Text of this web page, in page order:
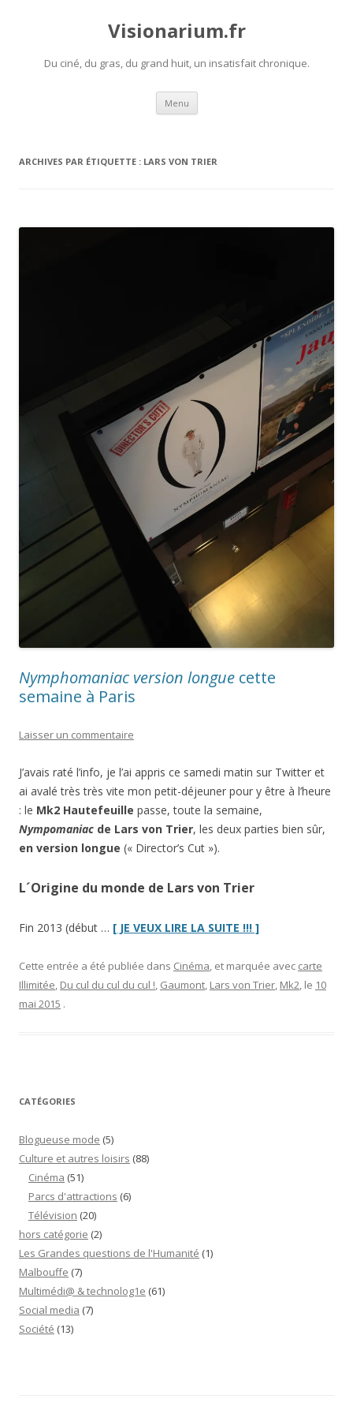
Visionarium.fr
Du ciné, du gras, du grand huit, un insatisfait chronique.
Menu Aller
contenu
ARCHIVES PAR ÉTIQUETTE : LARS VON TRIER
Nymphomaniac version longue cette
semaine à Paris
Laisser un commentaire
J’avais raté l’info, je l’ai appris ce samedi matin sur Twitter et
ai avalé très très vite mon petit-déjeuner pour y être à l’heure
: le Mk2 Hautefeuille passe, toute la semaine,
Nympomaniac de Lars von Trier, les deux parties bien sûr,
en version longue (« Director’s Cut »).
L´Origine du monde de Lars von Trier
Fin 2013 (début … [ JE VEUX LIRE LA SUITE !!! ]“
longue
cette
Cette entrée a été publiée dans Cinéma, et marquée avec carte
Illimitée, Du cul du cul du cul !, Gaumont, Lars von Trier, Mk2, le 10
mai 2015 .
CATÉGORIES
Blogueuse mode (5)
Culture et autres loisirs (88)
Cinéma (51)
Parcs d'attractions (6)
Télévision (20)
hors catégorie (2)
Les Grandes questions de l'Humanité (1)
Malbouffe (7)
Multimédi@ & technolog1e (61)
Social media (7)
Société (13)